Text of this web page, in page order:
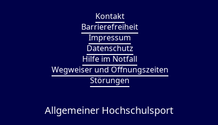
Kontakt
Barrierefreiheit
Impressum
Datenschutz
Hilfe im Notfall
Wegweiser und Öffnungszeiten
Störungen
Allgemeiner Hochschulsport